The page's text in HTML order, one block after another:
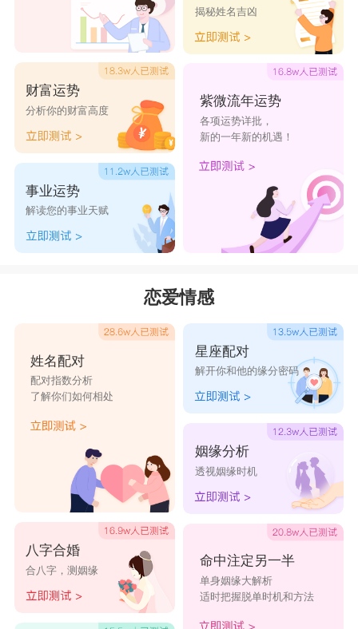
财富运势
分析你的财富高度
事业运势
解读您的事业天赋
揭秘姓名吉凶
紫微流年运势
各项运势详批，
新的一年新的机遇！
恋爱情感
姓名配对
配对指数分析
了解你们如何相处
八字合婚
合八字，测姻缘
星座配对
解开你和他的缘分密码
姻缘分析
透视姻缘时机
命中注定另一半
单身姻缘大解析
适时把握脱单时机和方法